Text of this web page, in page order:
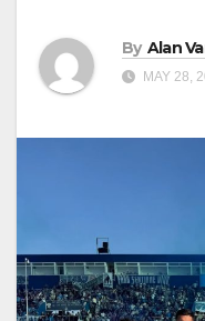
By Alan
MAY 28,